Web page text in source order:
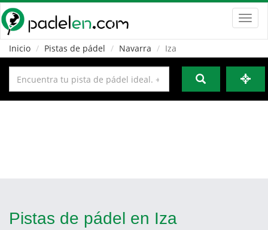
Inicio
Pistas de pádel Navarra Iza
Pistas de pádel en Iza